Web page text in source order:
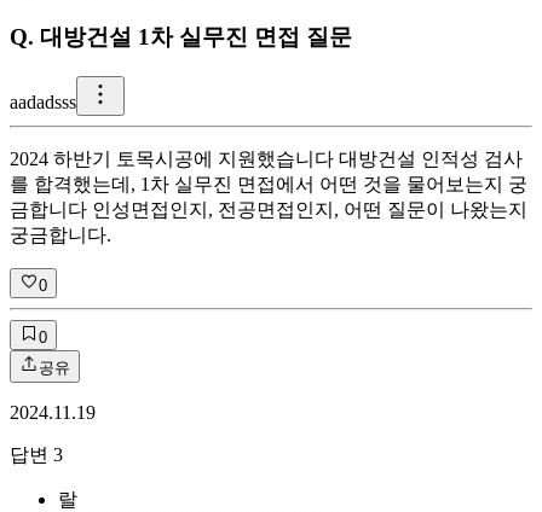
Q. 대방건설 1차 실무진 면접 질문
aadadsss
2024 하반기 토목시공에 지원했습니다 대방건설 인적성 검사
를 합격했는데, 1차 실무진 면접에서 어떤 것을 물어보는지 궁
금합니다 인성면접인지, 전공면접인지, 어떤 질문이 나왔는지
궁금합니다.
0
0
공유
2024.11.19
답변 3
랄